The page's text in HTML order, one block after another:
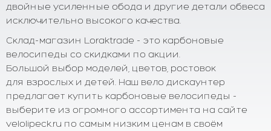
двойные усиленные обода и другие детали обвеса
исключительно высокого качества.
Склад-магазин Loraktrade - это карбоновые
велосипеды со скидками по акции.
Большой выбор моделей, цветов, ростовок
для взрослых и детей. Наш вело дискаунтер
предлагает купить карбоновые велосипеды -
выберите из огромного ассортимента на сайте
velolipeck.ru по самым низким ценам в своём